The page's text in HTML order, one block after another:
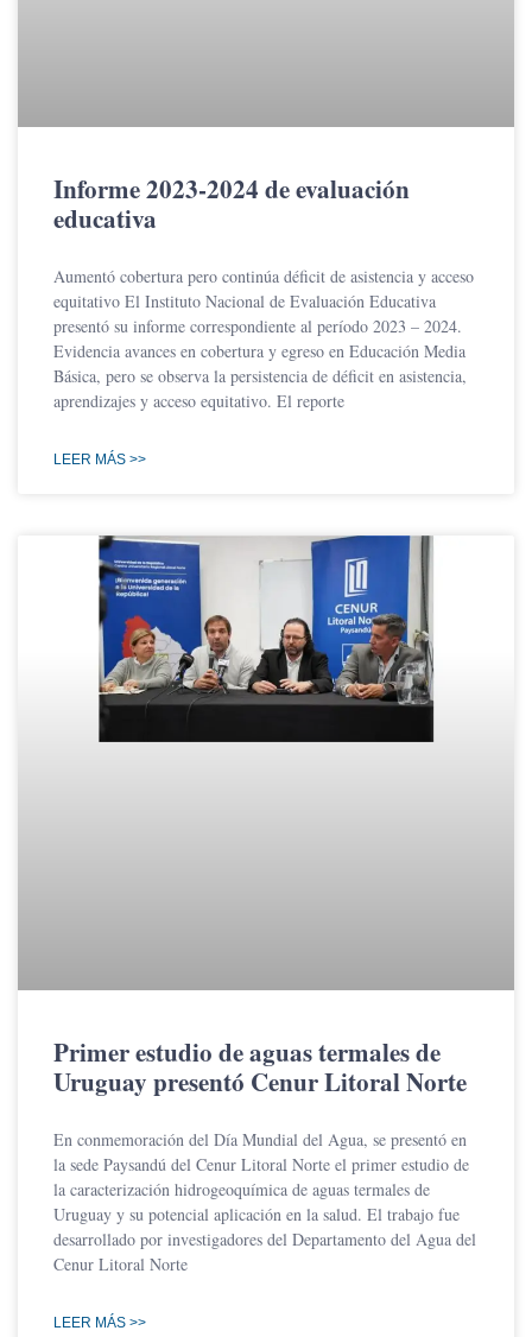
Informe 2023-2024 de evaluación
educativa
Aumentó cobertura pero continúa déficit de asistencia y acceso
equitativo El Instituto Nacional de Evaluación Educativa
presentó su informe correspondiente al período 2023 – 2024.
Evidencia avances en cobertura y egreso en Educación Media
Básica, pero se observa la persistencia de déficit en asistencia,
aprendizajes y acceso equitativo. El reporte
LEER MÁS >>
Primer estudio de aguas termales de
Uruguay presentó Cenur Litoral Norte
En conmemoración del Día Mundial del Agua, se presentó en
la sede Paysandú del Cenur Litoral Norte el primer estudio de
la caracterización hidrogeoquímica de aguas termales de
Uruguay y su potencial aplicación en la salud. El trabajo fue
desarrollado por investigadores del Departamento del Agua del
Cenur Litoral Norte
LEER MÁS >>